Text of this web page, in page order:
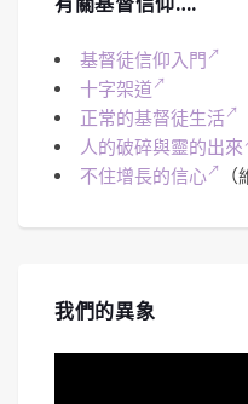
基督徒信仰入門
十字架道
正常的基督徒生活
人的破碎與靈的出來
不住增長的信心
我們的異象